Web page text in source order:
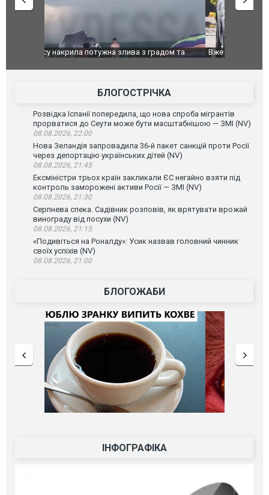
Вже вивели на тести: Ferrari готує оновлення
позашляховика Purosangue. ВІДЕО
Вийшов
фільму
БЛОГОСТРІЧКА
Розвідка Іспанії попередила, що нова спроба мігрантів
прорватися до Сеути може бути масштабнішою — ЗМІ (NV)
08.08.2026, 22:00
Нова Зеландія запровадила 36-й пакет санкцій проти Росії
через депортацію українських дітей (NV)
08.08.2026, 21:45
Ексміністри трьох країн закликали ЄС негайно взяти під
контроль заморожені активи Росії — ЗМІ (NV)
08.08.2026, 21:30
Серпнева спека. Садівник розповів, як врятувати врожай
винограду від посухи (NV)
08.08.2026, 21:15
«Подивіться на Роналду»: Усик назвав головний чинник
своїх успіхів (NV)
08.08.2026, 21:00
БЛОГОЖАБИ
ІНФОГРАФІКА